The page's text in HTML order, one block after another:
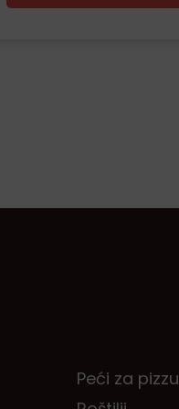
Peći za pizzu